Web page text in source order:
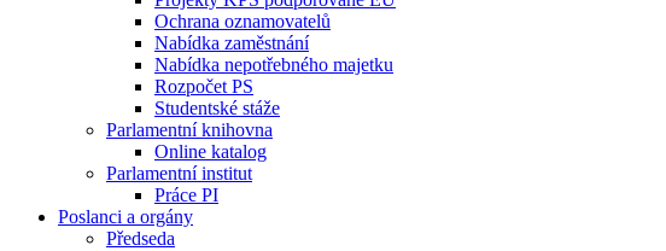
Ochrana oznamovatelů
Nabídka zaměstnání
Nabídka nepotřebného majetku
Rozpočet PS
Studentské stáže
Parlamentní knihovna
Online katalog
Parlamentní institut
Práce PI
Poslanci a orgány
Předseda